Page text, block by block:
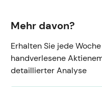
Mehr davon?
Erhalten Sie jede
handverlesene
detaillierter Analyse